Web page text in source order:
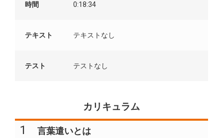
時間 0:18:34
テキスト テキストなし
テスト テストなし
カリキュラム
1 言葉遣いとは